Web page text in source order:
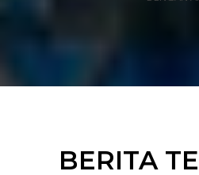
BERITA